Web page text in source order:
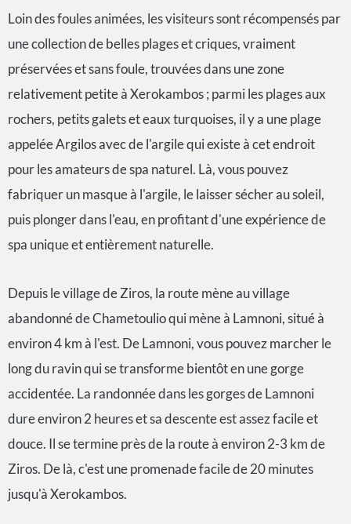
Loin des foules animées, les visiteurs sont récompensés par
une collection de belles plages et criques, vraiment
préservées et sans foule, trouvées dans une zone
relativement petite à Xerokambos ; parmi les plages aux
rochers, petits galets et eaux turquoises, il y a une plage
appelée Argilos avec de l'argile qui existe à cet endroit
pour les amateurs de spa naturel. Là, vous pouvez
fabriquer un masque à l'argile, le laisser sécher au soleil,
puis plonger dans l'eau, en profitant d'une expérience de
spa unique et entièrement naturelle.
Depuis le village de Ziros, la route mène au village
abandonné de Chametoulio qui mène à Lamnoni, situé à
environ 4 km à l'est. De Lamnoni, vous pouvez marcher le
long du ravin qui se transforme bientôt en une gorge
accidentée. La randonnée dans les gorges de Lamnoni
dure environ 2 heures et sa descente est assez facile et
douce. Il se termine près de la route à environ 2-3 km de
Ziros. De là, c'est une promenade facile de 20 minutes
jusqu'à Xerokambos.